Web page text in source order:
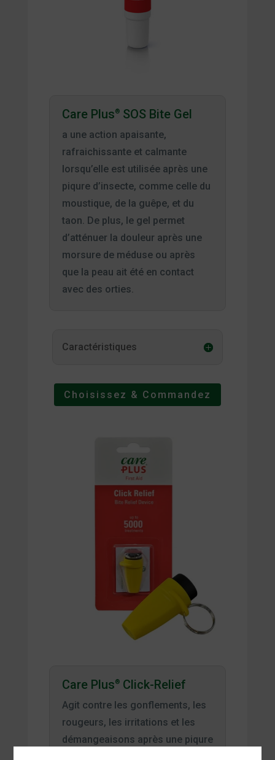
Care Plus®SOS Bite Gel
a une action apaisante,
rafraichissante et calmante
lorsqu’elle est utilisée après une
piqure d’insecte, comme celle du
moustique, de la guêpe, et du
taon. De plus, le gel permet
d’atténuer la douleur après une
morsure de méduse ou après
que la peau ait été en contact
avec des orties.
Caractéristiques
Choisissez & Commandez
Care Plus®Click-Relief
Agit contre les gonflements, les
rougeurs, les irritations et les
démangeaisons après une piqure